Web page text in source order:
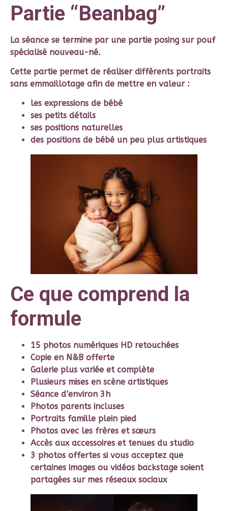
Partie “Beanbag”
La séance se termine par une partie posing sur pouf
spécialisé nouveau-né.
Cette partie permet de réaliser différents portraits
sans emmaillotage afin de mettre en valeur :
les expressions de bébé
ses petits détails
ses positions naturelles
des positions de bébé un peu plus artistiques
Ce que comprend la
formule
15 photos numériques HD retouchées
Copie en N&B offerte
Galerie plus variée et complète
Plusieurs mises en scène artistiques
Séance d’environ 3h
Photos parents incluses
Portraits famille plein pied
Photos avec les frères et sœurs
Accès aux accessoires et tenues du studio
3 photos offertes si vous acceptez que
certaines images ou vidéos backstage soient
partagées sur mes réseaux sociaux